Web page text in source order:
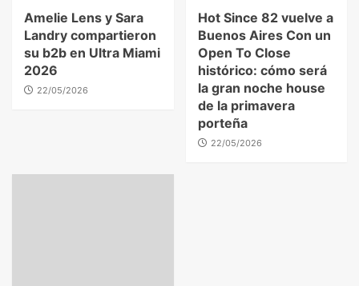
Amelie Lens y Sara
Landry compartieron
su b2b en Ultra Miami
2026
22/05/2026
Hot Since 82 vuelve a
Buenos Aires Con un
Open To Close
histórico: cómo será
la gran noche house
de la primavera
porteña
22/05/2026